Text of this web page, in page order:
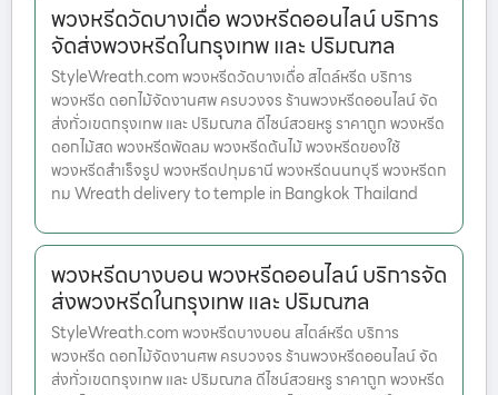
พวงหรีดวัดบางเดื่อ พวงหรีดออนไลน์ บริการ
จัดส่งพวงหรีดในกรุงเทพ และ ปริมณฑล
StyleWreath.com พวงหรีดวัดบางเดื่อ สไตล์หรีด บริการ
พวงหรีด ดอกไม้จัดงานศพ ครบวงจร ร้านพวงหรีดออนไลน์ จัด
ส่งทั่วเขตกรุงเทพ และ ปริมณฑล ดีไซน์สวยหรู ราคาถูก พวงหรีด
ดอกไม้สด พวงหรีดพัดลม พวงหรีดต้นไม้ พวงหรีดของใช้
พวงหรีดสำเร็จรูป พวงหรีดปทุมธานี พวงหรีดนนทบุรี พวงหรีดก
ทม Wreath delivery to temple in Bangkok Thailand
พวงหรีดบางบอน พวงหรีดออนไลน์ บริการจัด
ส่งพวงหรีดในกรุงเทพ และ ปริมณฑล
StyleWreath.com พวงหรีดบางบอน สไตล์หรีด บริการ
พวงหรีด ดอกไม้จัดงานศพ ครบวงจร ร้านพวงหรีดออนไลน์ จัด
ส่งทั่วเขตกรุงเทพ และ ปริมณฑล ดีไซน์สวยหรู ราคาถูก พวงหรีด